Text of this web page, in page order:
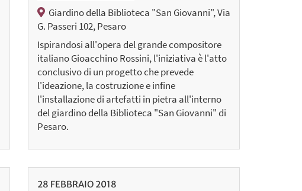
Giardino della Biblioteca "San Giovanni", Via
G. Passeri 102, Pesaro
Ispirandosi all'opera del grande compositore
italiano Gioacchino Rossini, l'iniziativa è l'atto
conclusivo di un progetto che prevede
l'ideazione, la costruzione e infine
l'installazione di artefatti in pietra all'interno
del giardino della Biblioteca "San Giovanni" di
Pesaro.
28 FEBBRAIO 2018